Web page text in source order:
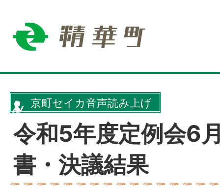
京町セイカ音声読み上げ
令和5年度定例会6
書・決議結果